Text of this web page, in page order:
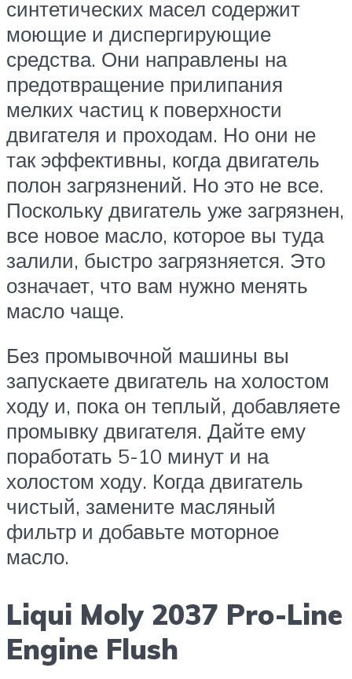
синтетических масел содержит
моющие и диспергирующие
средства. Они направлены на
предотвращение прилипания
мелких частиц к поверхности
двигателя и проходам. Но они не
так эффективны, когда двигатель
полон загрязнений. Но это не все.
Поскольку двигатель уже загрязнен,
все новое масло, которое вы туда
залили, быстро загрязняется. Это
означает, что вам нужно менять
масло чаще.
Без промывочной машины вы
запускаете двигатель на холостом
ходу и, пока он теплый, добавляете
промывку двигателя. Дайте ему
поработать 5-10 минут и на
холостом ходу. Когда двигатель
чистый, замените масляный
фильтр и добавьте моторное
масло.
Liqui Moly 2037 Pro-Line
Engine Flush